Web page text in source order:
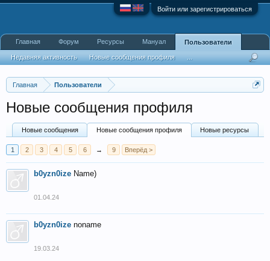
Войти или зарегистрироваться
Главная Пользователи
Новые сообщения профиля
Новые сообщения Новые сообщения профиля Новые ресурсы
1 2 3 4 5 6 → 9 Вперёд >
b0yzn0ize Name)
01.04.24
b0yzn0ize noname
19.03.24
Главная Форум Ресурсы Мануал Пользователи
Недавняя активность Новые сообщения профиля